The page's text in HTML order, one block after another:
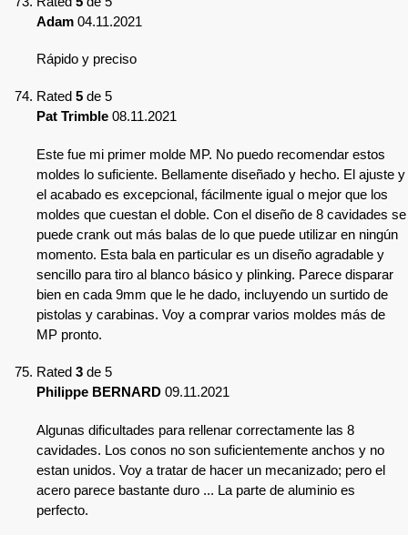
Adam 04.11.2021
Rápido y preciso
Rated 5 de 5
Pat Trimble 08.11.2021
Este fue mi primer molde MP. No puedo recomendar estos
moldes lo suficiente. Bellamente diseñado y hecho. El ajuste y
el acabado es excepcional, fácilmente igual o mejor que los
moldes que cuestan el doble. Con el diseño de 8 cavidades se
puede crank out más balas de lo que puede utilizar en ningún
momento. Esta bala en particular es un diseño agradable y
sencillo para tiro al blanco básico y plinking. Parece disparar
bien en cada 9mm que le he dado, incluyendo un surtido de
pistolas y carabinas. Voy a comprar varios moldes más de
MP pronto.
Rated 3 de 5
Philippe BERNARD 09.11.2021
Algunas dificultades para rellenar correctamente las 8
cavidades. Los conos no son suficientemente anchos y no
estan unidos. Voy a tratar de hacer un mecanizado; pero el
acero parece bastante duro ... La parte de aluminio es
perfecto.